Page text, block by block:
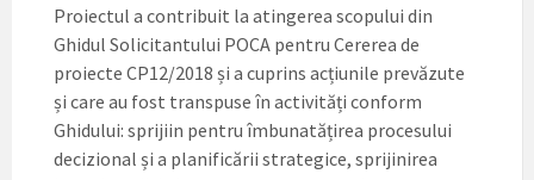
Proiectul a contribuit la atingerea scopului din
Ghidul Solicitantului POCA pentru Cererea de
proiecte CP12/2018 și a cuprins acțiunile prevăzute
și care au fost transpuse în activități conform
Ghidului: sprijiin pentru îmbunatățirea procesului
decizional și a planificării strategice, sprijinirea